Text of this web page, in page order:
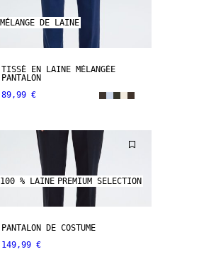
MÉLANGE DE LAINE
TISSÉ EN LAINE MÉLANGÉE
PANTALON
89,99 €
100 % LAINE PREMIUM SELECTION
PANTALON DE COSTUME
149,99 €